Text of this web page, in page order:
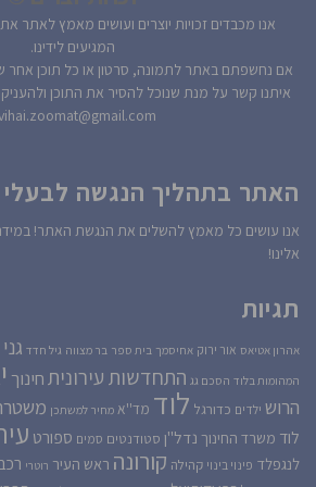
אנו מכבדים זכויות יוצרים ועושים מאמץ לאתר את
המגיעים לידינו.
אם נחשפתם באתר לתמונה, סרטון או כל תוכן אחר
איתנו קשר על מנת שנוכל להסיר את התוכן
האתר בתהליך הנגשה לבעלי
אנו עושים כל מאמץ להשלים את הנגשת האתר!
אלינו!
תגיות
אהרון אטיאס אור ירוק אחיסמך בית ספר בר מצווה גיל חדד
המהומות בלוד הסכם גג התחדשות עירוניתחינוך
הרוש ילדים כדורגל לוד מד''א מחיר למשתכן
לוד משרד החינוך נדל''ן סטודנטים סמים ספורט
לנגפלד פינוי בינוי קהילה קורונה ראש העיר רוטרי